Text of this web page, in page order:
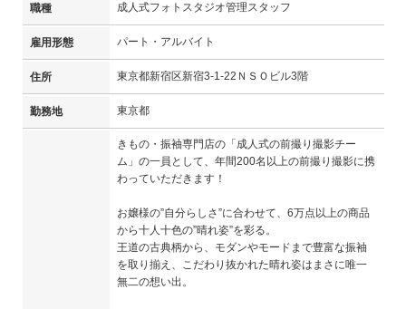
職種 成人式フォトスタジオ管理スタッフ
雇用形態 パート・アルバイト
住所 東京都新宿区新宿3-1-22ＮＳＯビル3階
勤務地 東京都
きもの・振袖専門店の「成人式の前撮り撮影チー
ム」の一員として、年間200名以上の前撮り撮影に携
わっていただきます！
お嬢様の”自分らしさ”に合わせて、6万点以上の商品
から十人十色の”晴れ姿”を彩る。
王道の古典柄から、モダンやモードまで豊富な振袖
を取り揃え、こだわり抜かれた晴れ姿はまさに唯一
無二の想い出。